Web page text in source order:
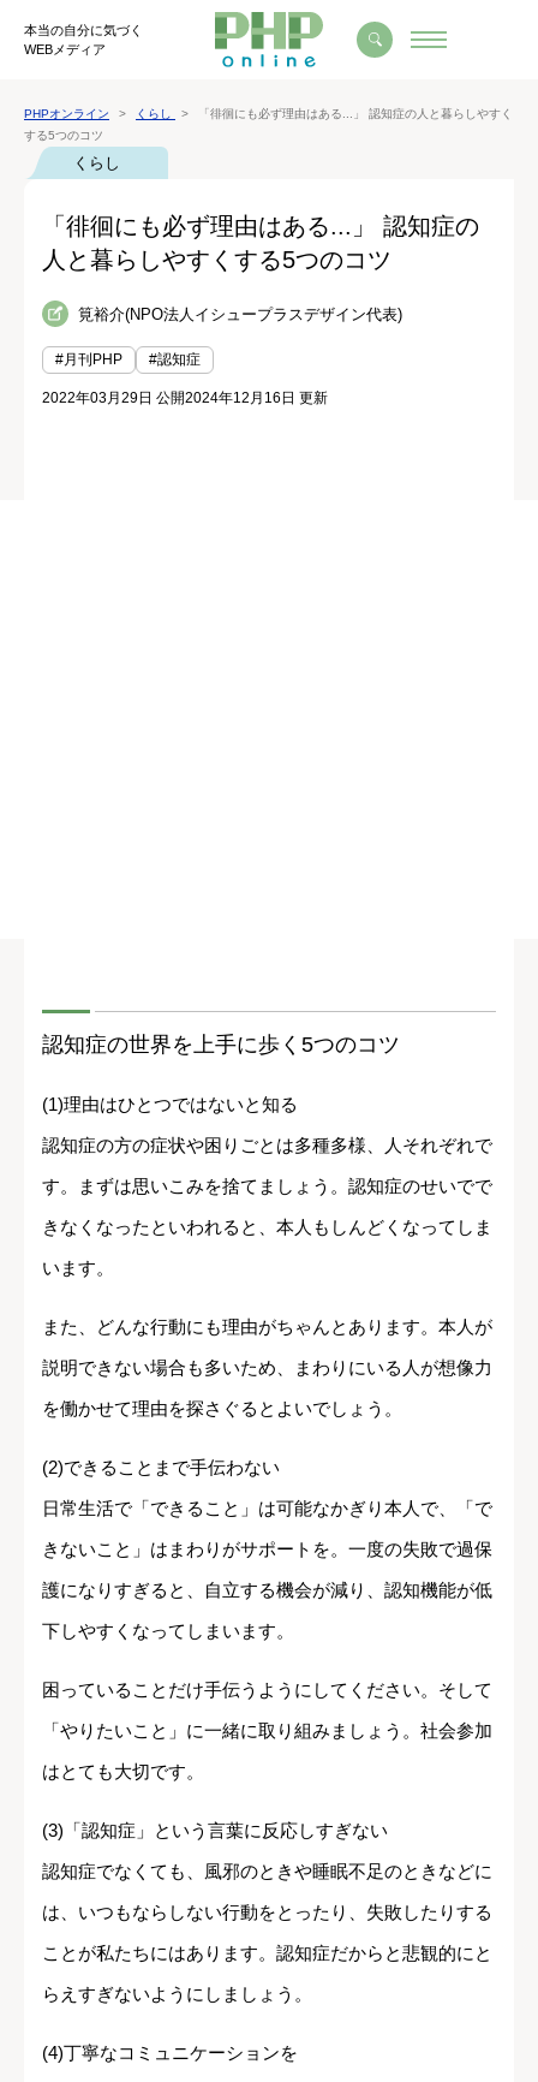
本当の自分に気づく
WEBメディア
PHPオンライン くらし
「徘徊にも必ず理由はある...」 認知症の人と暮らしやすく
する5つのコツ
くらし
「徘徊にも必ず理由はある...」 認知症の
人と暮らしやすくする5つのコツ
筧裕介(NPO法人イシュープラスデザイン代表)
#月刊PHP #認知症
2022年03月29日 公開2024年12月16日 更新
認知症の世界を上手に歩く5つのコツ
(1)理由はひとつではないと知る
認知症の方の症状や困りごとは多種多様、人それぞれで
す。まずは思いこみを捨てましょう。認知症のせいでで
きなくなったといわれると、本人もしんどくなってしま
います。
また、どんな行動にも理由がちゃんとあります。本人が
説明できない場合も多いため、まわりにいる人が想像力
を働かせて理由を探さぐるとよいでしょう。
(2)できることまで手伝わない
日常生活で「できること」は可能なかぎり本人で、「で
きないこと」はまわりがサポートを。一度の失敗で過保
護になりすぎると、自立する機会が減り、認知機能が低
下しやすくなってしまいます。
困っていることだけ手伝うようにしてください。そして
「やりたいこと」に一緒に取り組みましょう。社会参加
はとても大切です。
(3)「認知症」という言葉に反応しすぎない
認知症でなくても、風邪のときや睡眠不足のときなどに
は、いつもならしない行動をとったり、失敗したりする
ことが私たちにはあります。認知症だからと悲観的にと
らえすぎないようにしましょう。
(4)丁寧なコミュニケーションを